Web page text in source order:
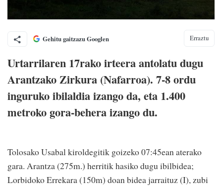
Gehitu gaitzazu Googlen Erraztu
Urtarrilaren 17rako irteera antolatu dugu
Arantzako Zirkura (Nafarroa). 7-8 ordu
inguruko ibilaldia izango da, eta 1.400
metroko gora-behera izango du.
Tolosako Usabal kiroldegitik goizeko 07:45ean aterako
gara. Arantza (275m.) herritik hasiko dugu ibilbidea;
Lorbidoko Errekara (150m) doan bidea jarraituz (I), zubi